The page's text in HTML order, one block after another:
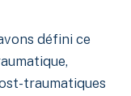
défini ce
traumatiques